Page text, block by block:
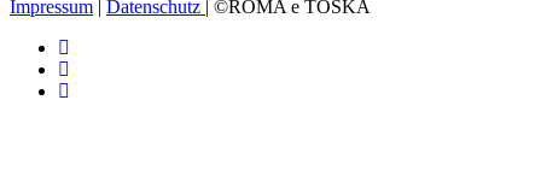
Impressum | Datenschutz | ©ROMA e TOSKA